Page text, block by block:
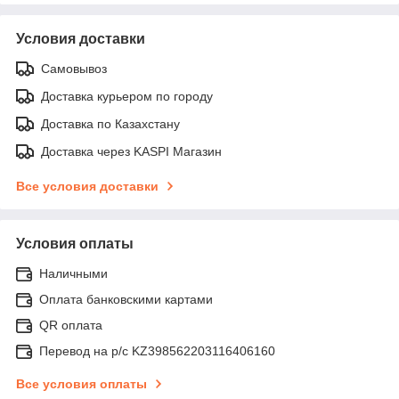
Условия доставки
Самовывоз
Доставка курьером по городу
Доставка по Казахстану
Доставка через KASPI Магазин
Все условия доставки
Условия оплаты
Наличными
Оплата банковскими картами
QR оплата
Перевод на р/с KZ398562203116406160
Все условия оплаты